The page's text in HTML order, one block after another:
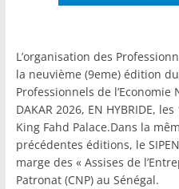
L’organisation des
la neuvième (9eme) édition
Professionnels de l’Economie
DAKAR 2026, EN HYBRIDE,
King Fahd Palace.Dans la
précédentes éditions, le
marge des « Assises de
Patronat (CNP) au Sénégal.